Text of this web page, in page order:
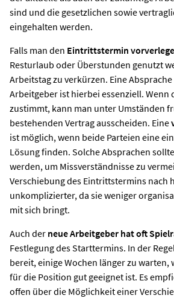
sind und die gesetzlichen sowie
eingehalten werden.
Falls man den Eintrittstermin
Resturlaub oder Überstunden genutzt
Arbeitstag zu verkürzen. Eine
Arbeitgeber ist hierbei essenziell. Wenn
zustimmt, kann man unter Umständen
bestehenden Vertrag ausscheiden. Eine
ist möglich, wenn beide Parteien eine
Lösung finden. Solche Absprachen
werden, um Missverständnisse zu
Verschiebung des Eintrittstermins nach
unkomplizierter, da sie weniger
mit sich bringt.
Auch der neue Arbeitgeber hat oft
Festlegung des Starttermins. In der
bereit, einige Wochen länger zu warten,
für die Position gut geeignet ist. Es
offen über die Möglichkeit einer